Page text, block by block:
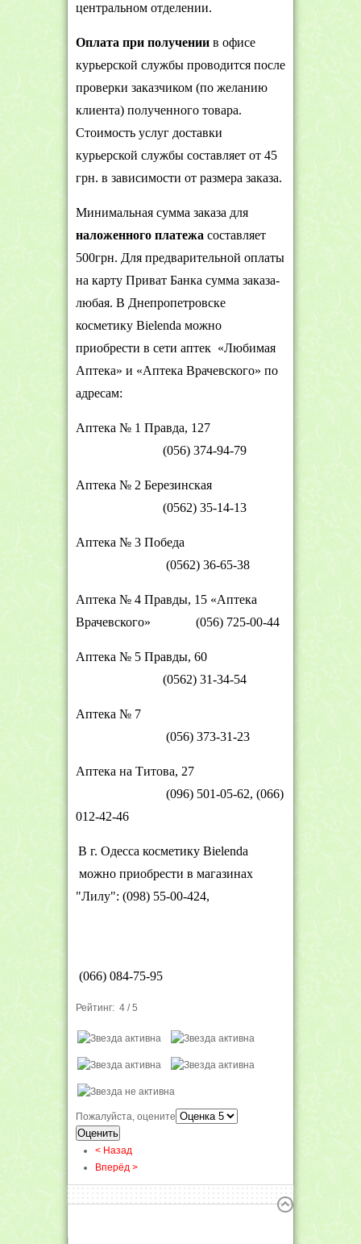
центральном отделении.
Оплата при получении в офисе
курьерской службы проводится после
проверки заказчиком (по желанию
клиента) полученного товара.
Стоимость услуг доставки
курьерской службы составляет от 45
грн. в зависимости от размера заказа.
Минимальная сумма заказа для
наложенного платежа составляет
500грн. Для предварительной оплаты
на карту Приват Банка сумма заказа-
любая. В Днепропетровске
косметику Bielenda можно
приобрести в сети аптек «Любимая
Аптека» и «Аптека Врачевского» по
адресам:
Аптека № 1 Правда, 127
(056) 374-94-79
Аптека № 2 Березинская
(0562) 35-14-13
Аптека № 3 Победа
(0562) 36-65-38
Аптека № 4 Правды, 15 «Аптека
Врачевского» (056) 725-00-44
Аптека № 5 Правды, 60
(0562) 31-34-54
Аптека № 7
(056) 373-31-23
Аптека на Титова, 27
(096) 501-05-62, (066)
012-42-46
В г. Одесса косметику Bielenda
можно приобрести в магазинах
"Лилу": (098) 55-00-424,
(066) 084-75-95
Рейтинг: 4 /5
Пожалуйста, оцените
< Назад
Вперёд >